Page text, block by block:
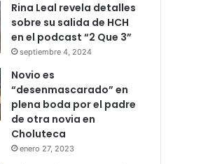
Rina Leal revela detalles
sobre su salida de HCH
en el podcast “2 Que 3”
septiembre 4, 2024
Novio es
“desenmascarado” en
plena boda por el padre
de otra novia en
Choluteca
enero 27, 2023